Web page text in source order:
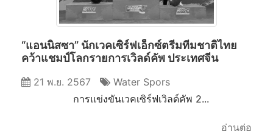
“แอนนิสซา” นักเวคเซิร์ฟเอ็กซ์ตรีมทีมชาติไทย
คว้าแชมป์โลกรายการเวิลด์คัพ ประเทศจีน
21 พ.ย. 2567
Water Spors
การแข่งขันเวคเซิร์ฟเวิลด์คัพ 2...
อ่านต่อ